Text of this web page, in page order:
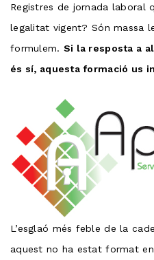
Registres de jornada laboral
legalitat vigent? Són massa
formulem. Si la resposta a
és sí, aquesta formació us
L’esglaó més feble de la
aquest no ha estat format